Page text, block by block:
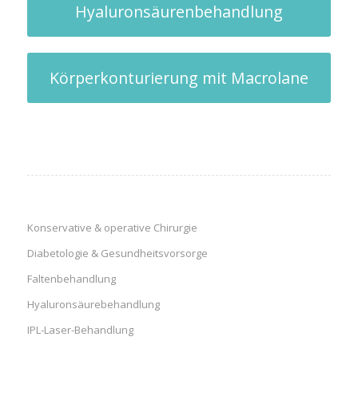
Hyaluronsäurenbehandlung
Körperkonturierung mit Macrolane
Konservative & operative Chirurgie
Diabetologie & Gesundheitsvorsorge
Faltenbehandlung
Hyaluronsäurebehandlung
IPL-Laser-Behandlung